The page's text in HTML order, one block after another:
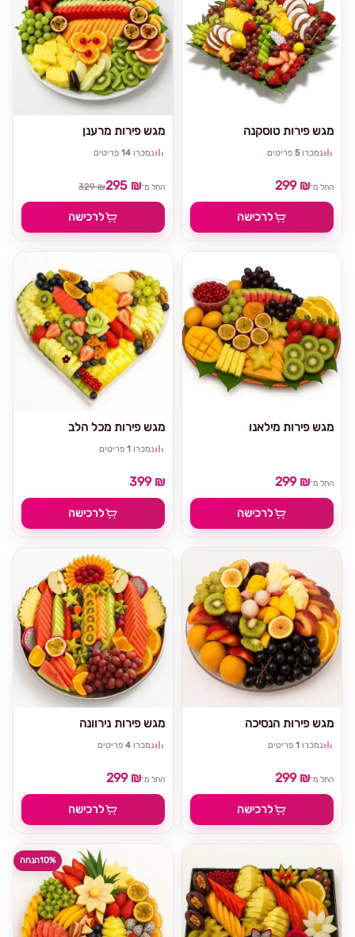
מגש פירות מרענן
נמכרו 14 פריטים
החל מ־295 ₪
329 ₪
לרכישה
מגש פירות טוסקנה
נמכרו5 פריטים
החל מ־299 ₪
לרכישה
מגש פירות מכל הלב
נמכרו 1 פריטים
399 ₪
לרכישה
מגש פירות מילאנו
החל מ־299 ₪
לרכישה
מגש פירות נירוונה
נמכרו 4 פריטים
החל מ־299 ₪
לרכישה
מגש פירות הנסיכה
נמכרו 1 פריטים
החל מ־299 ₪
לרכישה
10%הנחה